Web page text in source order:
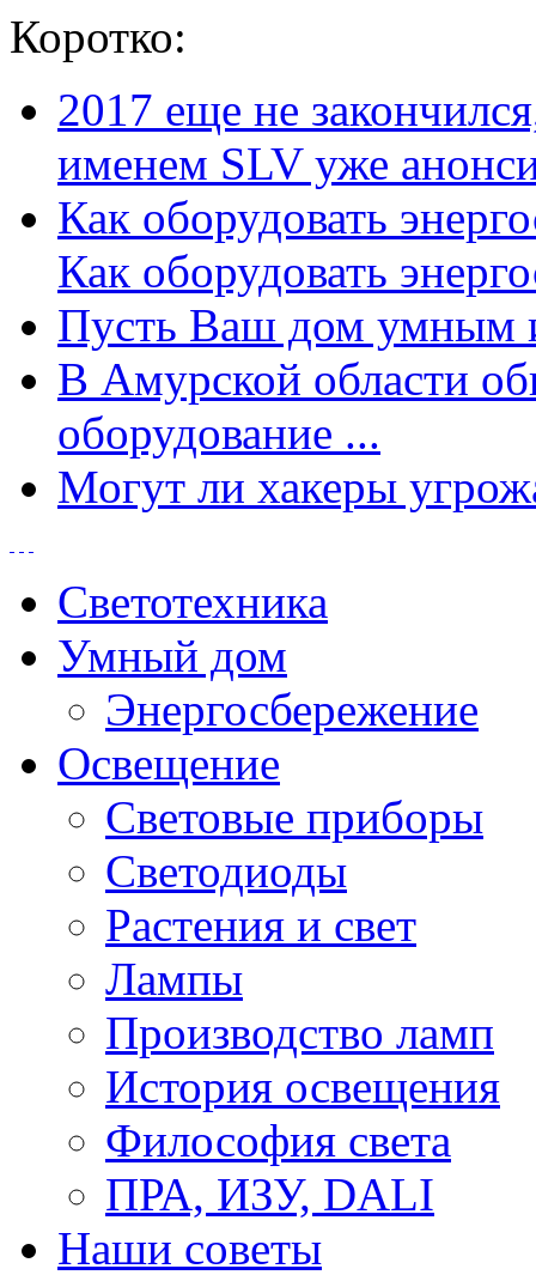
Коротко:
2017 еще не
именем SLV уже
Как оборудовать
Как оборудовать
Пусть Ваш дом умным
В Амурской области
оборудование ...
Могут ли хакеры
Светотехника
Умный дом
Энергосбережение
Освещение
Световые приборы
Светодиоды
Растения и свет
Лампы
Производство ламп
История освещения
Философия света
ПРА, ИЗУ, DALI
Наши советы